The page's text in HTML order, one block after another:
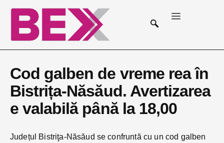
Cod galben de vreme rea în
Bistrița-Năsăud. Avertizarea
e valabilă până la 18,00
Județul Bistriţa-Năsăud se confruntă cu un cod galben